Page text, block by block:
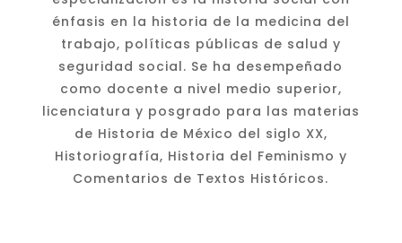
énfasis en la historia de la medicina del
trabajo, políticas públicas de salud y
seguridad social. Se ha desempeñado
como docente a nivel medio superior,
licenciatura y posgrado para las materias
de Historia de México del siglo XX,
Historiografía, Historia del Feminismo y
Comentarios de Textos Históricos.